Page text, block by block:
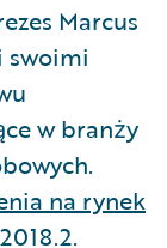
Marcus
swoimi
w branży
na rynek